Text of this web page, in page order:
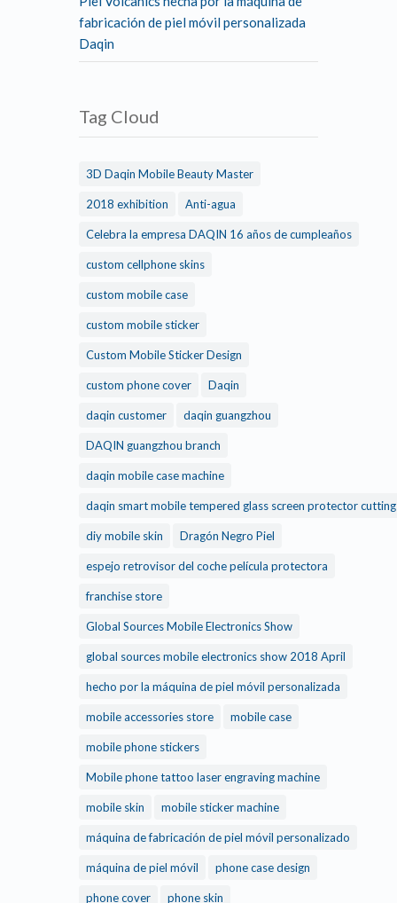
fabricación de piel móvil personalizada
Daqin
Tag Cloud
3D Daqin Mobile Beauty Master
2018 exhibition Anti-agua
Celebra la empresa DAQIN 16 años de cumpleaños
custom cellphone skins
custom mobile case
custom mobile sticker
Custom Mobile Sticker Design
custom phone cover Daqin
daqin customer daqin guangzhou
DAQIN guangzhou branch
daqin mobile case machine
daqin smart mobile tempered glass screen protector cutting
diy mobile skin Dragón Negro Piel
espejo retrovisor del coche película protectora
franchise store
Global Sources Mobile Electronics Show
global sources mobile electronics show 2018 April
hecho por la máquina de piel móvil personalizada
mobile accessories store mobile case
mobile phone stickers
Mobile phone tattoo laser engraving machine
mobile skin mobile sticker machine
máquina de fabricación de piel móvil personalizado
máquina de piel móvil phone case design
phone cover phone skin